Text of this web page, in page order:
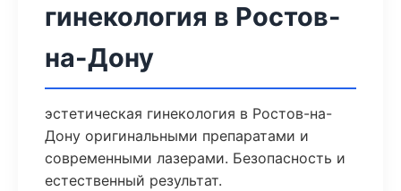
гинекология в Ростов-
на-Дону
эстетическая гинекология в Ростов-на-
Дону оригинальными препаратами и
современными лазерами. Безопасность и
естественный результат.